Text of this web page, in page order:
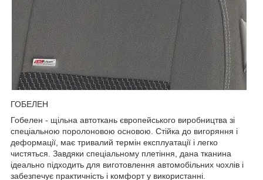
ГОБЕЛЕН
Гобелен - щільна автоткань європейського виробництва зі
спеціальною поролоновою основою. Стійка до вигоряння і
деформації, має тривалий термін експлуатації і легко
чистяться. Завдяки спеціальному плетіння, дана тканина
ідеально підходить для виготовлення автомобільних чохлів і
забезпечує практичність і комфорт у використанні.